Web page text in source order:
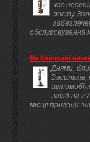
час
посту
обслуговування
На Київщині
Днями,
наїзд на
місця пригоди